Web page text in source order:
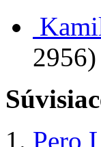
2956)
Pero